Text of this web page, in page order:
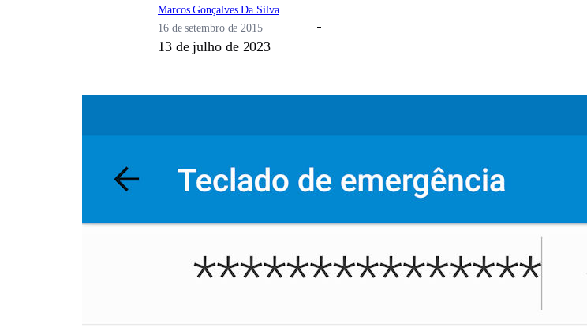
Marcos Gonçalves Da Silva
16 de setembro de 2015
13 de julho de 2023